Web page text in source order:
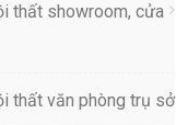
thất showroom, cửa
thất văn phòng trụ sở